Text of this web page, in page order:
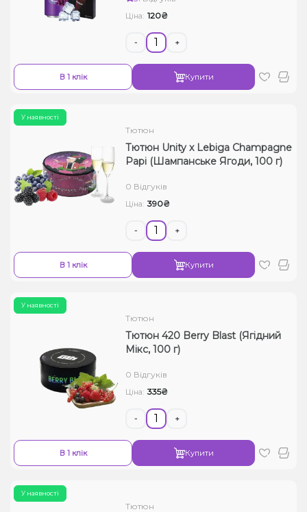
Ціна: 120₴
- +
В 1 клік Купити
У наявності
Тютюн
Тютюн Unity x Lebiga Champagne
Papi (Шампанське Ягоди, 100 г)
0 Відгуків
Ціна: 390₴
- +
В 1 клік Купити
У наявності
Тютюн
Тютюн 420 Berry Blast (Ягідний
Мікс, 100 г)
0 Відгуків
Ціна: 335₴
- +
В 1 клік Купити
У наявності
Тютюн